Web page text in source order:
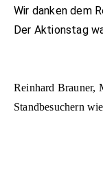
Wir danken dem
Der Aktionstag
Reinhard Brauner,
Standbesuchern